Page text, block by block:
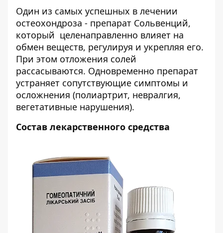
Один из самых успешных в лечении
остеохондроза - препарат Сольвенций,
который целенаправленно влияет на
обмен веществ, регулируя и укрепляя его.
При этом отложения солей
рассасываются. Одновременно препарат
устраняет сопутствующие симптомы и
осложнения (полиартрит, невралгия,
вегетативные нарушения).
Состав лекарственного средства